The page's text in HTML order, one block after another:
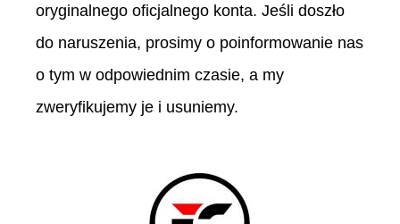
oryginalnego oficjalnego konta. Jeśli doszło
do naruszenia, prosimy o poinformowanie nas
o tym w odpowiednim czasie, a my
zweryfikujemy je i usuniemy.